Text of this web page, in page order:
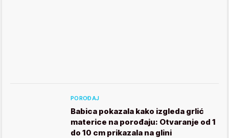
POROĐAJ
Babica pokazala kako izgleda grlić
materice na porođaju: Otvaranje od 1
do 10 cm prikazala na glini